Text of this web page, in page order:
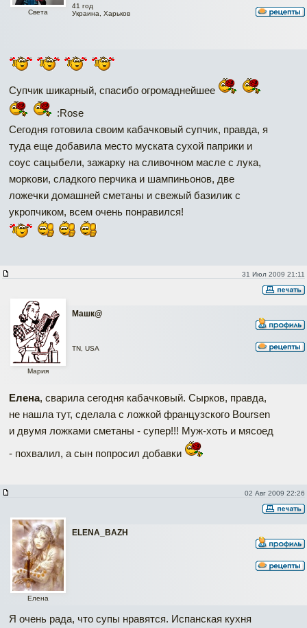
Света
41 год
Украина, Харьков
Супчик шикарный, спасибо огромаднейшее
:Rose
Сегодня готовила своим кабачковый супчик, правда, я
туда еще добавила место муската сухой паприки и
соус сацыбели, зажарку на сливочном масле с лука,
моркови, сладкого перчика и шампиньонов, две
ложечки домашней сметаны и свежый базилик с
укропчиком, всем очень понравился!
31 Июл 2009 21:11
Машк@
Мария
TN, USA
Елена, сварила сегодня кабачковый. Сырков, правда,
не нашла тут, сделала с ложкой французского Boursen
и двумя ложками сметаны - супер!!! Муж-хоть и мясоед
- похвалил, а сын попросил добавки
02 Авг 2009 22:26
ELENA_BAZH
Елена
Я очень рада, что супы нравятся. Испанская кухня